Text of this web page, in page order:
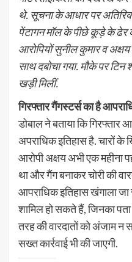
थे. सूचना के आधार पर
पेंटागन मॉल के पीछे कूड़े के ढेर
आरोपियों सुनील कुमार व अक्षय
साथ दबोचा गया. मौके पर
खड़ी मिलीं.
गिरफ्तार गैंगस्टर्स का है
डोबाल ने बताया कि गिरफ्तार
अपराधिक इतिहास है. चारों के
आरोपी अक्षय अभी एक
था और गैंग बनाकर चोरी की
आपराधिक इतिहास खंगाला
शामिल हो सकते हैं, जिनका
तरह की वारदातों को अंजाम
सख्त कार्रवाई भी की जाएगी.